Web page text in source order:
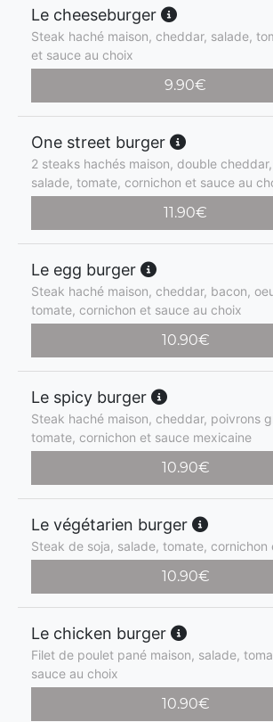
Le cheeseburger
Steak haché maison, cheddar, salade,
et sauce au choix
9.90€
One street burger
2 steaks hachés maison, double
salade, tomate, cornichon et sauce au
11.90€
Le egg burger
Steak haché maison, cheddar, bacon,
tomate, cornichon et sauce au choix
10.90€
Le spicy burger
Steak haché maison, cheddar, poivrons
tomate, cornichon et sauce mexicaine
10.90€
Le végétarien burger
Steak de soja, salade, tomate,
10.90€
Le chicken burger
Filet de poulet pané maison, salade,
sauce au choix
10.90€